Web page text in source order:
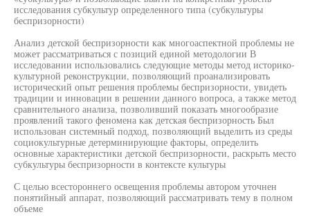
исследования субкультур определенного типа (субкультуры
беспризорности)
Анализ детской беспризорности как многоаспектной проблемы не
может рассматриваться с позиций единой методологии В
исследовании использовались следующие методы метод историко-
культурной реконструкции, позволяющий проанализировать
исторический опыт решения проблемы беспризорности, увидеть
традиции и инновации в решении данного вопроса, а также метод
сравнительного анализа, позволивший показать многообразие
проявлений такого феномена как детская беспризорность Был
использован системный подход, позволяющий выделить из среды
социокультурные детерминирующие факторы, определить
основные характеристики детской беспризорности, раскрыть место
субкультуры беспризорности в контексте культуры
С целью всестороннего освещения проблемы автором уточнен
понятийный аппарат, позволяющий рассматривать тему в полном
объеме